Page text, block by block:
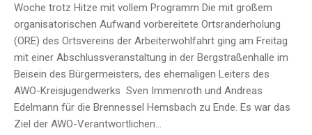
Woche trotz Hitze mit vollem Programm Die mit großem
organisatorischen Aufwand vorbereitete Ortsranderholung
(ORE) des Ortsvereins der Arbeiterwohlfahrt ging am Freitag
mit einer Abschlussveranstaltung in der Bergstraßenhalle im
Beisein des Bürgermeisters, des ehemaligen Leiters des
AWO-Kreisjugendwerks Sven Immenroth und Andreas
Edelmann für die Brennessel Hemsbach zu Ende. Es war das
Ziel der AWO-Verantwortlichen…